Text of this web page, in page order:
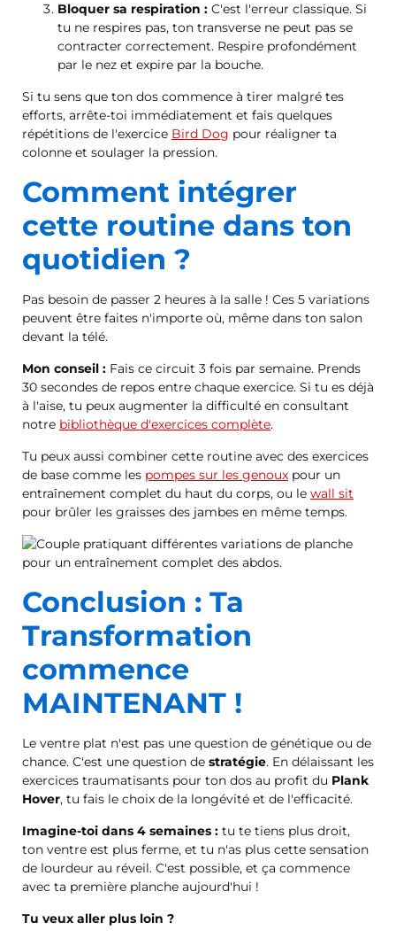
Bloquer sa respiration : C'est l'erreur classique. Si
tu ne respires pas, ton transverse ne peut pas se
contracter correctement. Respire profondément
par le nez et expire par la bouche.
Si tu sens que ton dos commence à tirer malgré tes
efforts, arrête-toi immédiatement et fais quelques
répétitions de l'exercice Bird Dog pour réaligner ta
colonne et soulager la pression.
Comment intégrer
cette routine dans ton
quotidien ?
Pas besoin de passer 2 heures à la salle ! Ces 5 variations
peuvent être faites n'importe où, même dans ton salon
devant la télé.
Mon conseil : Fais ce circuit 3 fois par semaine. Prends
30 secondes de repos entre chaque exercice. Si tu es déjà
à l'aise, tu peux augmenter la difficulté en consultant
notre bibliothèque d'exercices complète.
Tu peux aussi combiner cette routine avec des exercices
de base comme les pompes sur les genoux pour un
entraînement complet du haut du corps, ou le wall sit
pour brûler les graisses des jambes en même temps.
Conclusion : Ta
Transformation
commence
MAINTENANT !
Le ventre plat n'est pas une question de génétique ou de
chance. C'est une question de stratégie. En délaissant les
exercices traumatisants pour ton dos au profit du Plank
Hover, tu fais le choix de la longévité et de l'efficacité.
Imagine-toi dans 4 semaines : tu te tiens plus droit,
ton ventre est plus ferme, et tu n'as plus cette sensation
de lourdeur au réveil. C'est possible, et ça commence
avec ta première planche aujourd'hui !
Tu veux aller plus loin ?